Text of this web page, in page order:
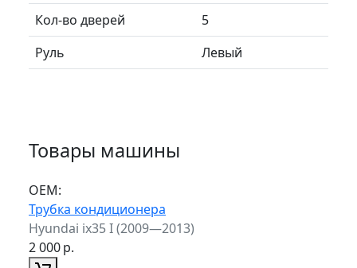
Кол-во дверей
5
Руль
Левый
Товары машины
ОЕМ:
Трубка кондиционера
Hyundai ix35 I (2009—2013)
2 000р.